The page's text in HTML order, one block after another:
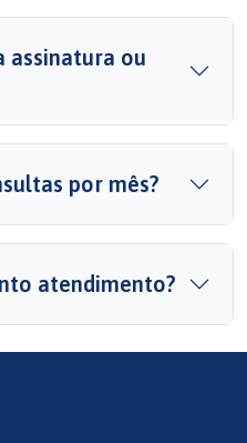
assinatura ou
por mês?
atendimento?